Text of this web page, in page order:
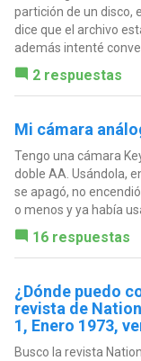
partición de un disco,
dice que el archivo
además intenté
2 respuestas
Mi cámara
Tengo una cámara
doble AA. Usándola,
se apagó, no
o menos y ya había
16 respuestas
¿Dónde puedo
revista de
1, Enero 1973,
Busco la revista